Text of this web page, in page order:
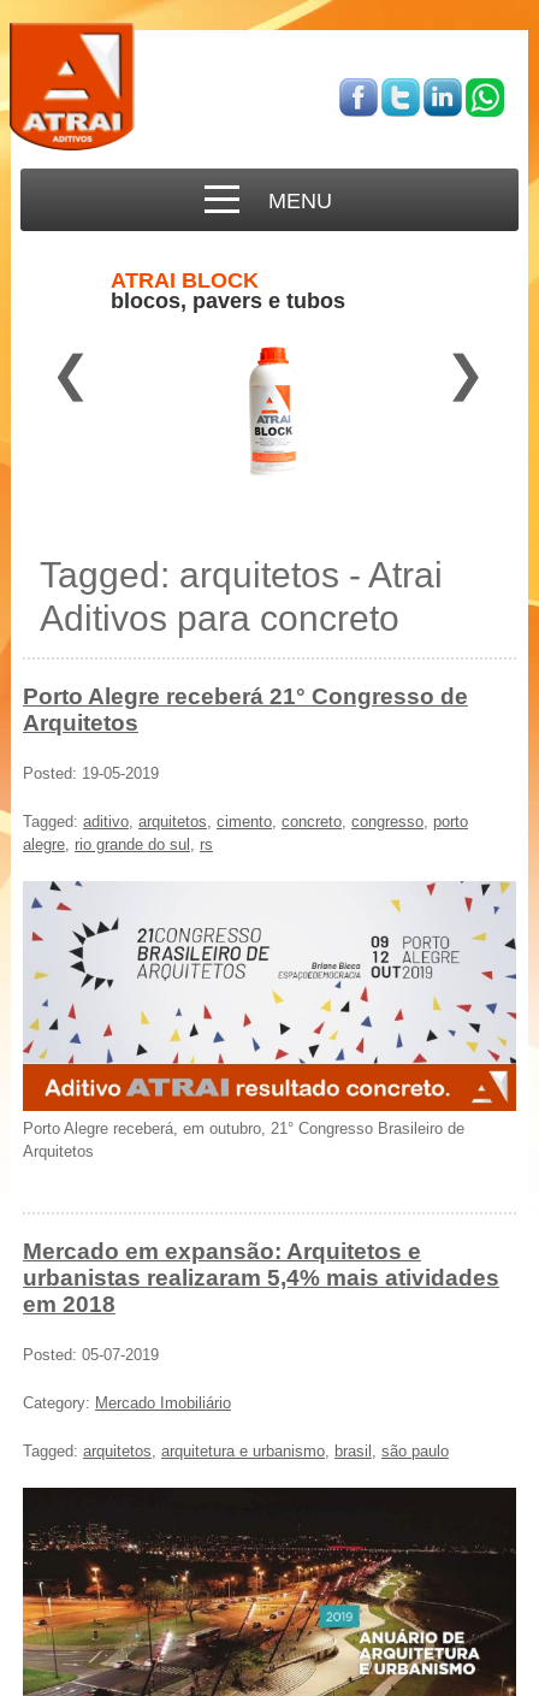
MENU
ATRAI BLOCK
blocos, pavers e tubos
Blocos, Pavers, Tubos
❮ ❯
Tagged: arquitetos - Atrai
Aditivos para concreto
Porto Alegre receberá 21° Congresso de
Arquitetos
Posted: 19-05-2019
Tagged: aditivo, arquitetos, cimento, concreto, congresso, porto
alegre, rio grande do sul , rs
Porto Alegre receberá, em outubro, 21° Congresso Brasileiro de
Arquitetos
Mercado em expansão: Arquitetos e
urbanistas realizaram 5,4% mais atividades
em 2018
Posted: 05-07-2019
Category: Mercado Imobiliário
Tagged: arquitetos, arquitetura e urbanismo, brasil , são paulo